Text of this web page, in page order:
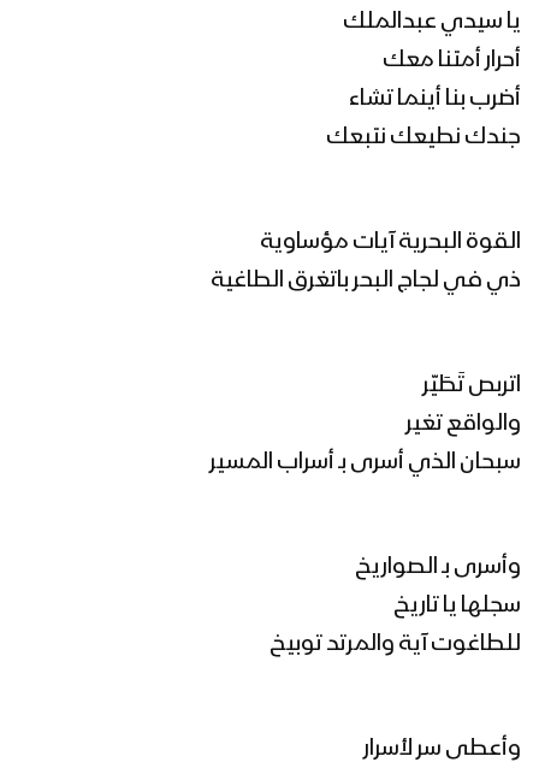
يا سيدي عبدالملك
أحرار أمتنا معك
أضرب بنا أينما تشاء
جندك نطيعك نتبعك
القوة البحرية آيات مؤساوية
ذي في لجاج البحر باتغرق الطاغية
اتربص تَطَيّر
والواقع تغير
سبحان الذي أسرى بـ أسراب المسير
وأسرى بـ الصواريخ
سجلها يا تاريخ
للطاغوت آية والمرتد توبيخ
وأعطى سر لأسرار